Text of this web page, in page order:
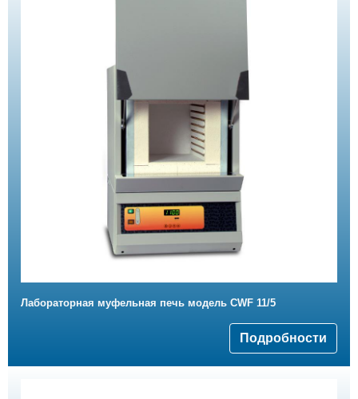
Лабораторная муфельная печь модель СWF 11/5
Подробности